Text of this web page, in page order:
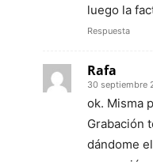
luego la
Respuesta
Rafa
30 septiembre
ok. Misma
Grabación
dándome